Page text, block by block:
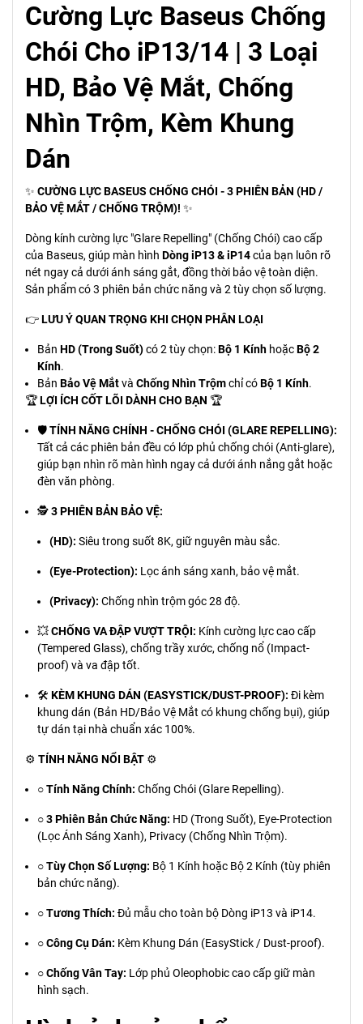
Cường Lực Baseus Chống
Chói Cho iP13/14 | 3 Loại
HD, Bảo Vệ Mắt, Chống
Nhìn Trộm, Kèm Khung
Dán
✨ CƯỜNG LỰC BASEUS CHỐNG CHÓI - 3 PHIÊN BẢN (HD /
BẢO VỆ MẮT / CHỐNG TRỘM)! ✨
Dòng kính cường lực "Glare Repelling" (Chống Chói) cao cấp
của Baseus, giúp màn hình Dòng iP13 & iP14của bạn luôn rõ
nét ngay cả dưới ánh sáng gắt, đồng thời bảo vệ toàn diện.
Sản phẩm có 3 phiên bản chức năng và 2 tùy chọn số lượng.
👉LƯU Ý QUAN TRỌNG KHI CHỌN PHÂN LOẠI
Bản HD (Trong Suốt)có 2 tùy chọn:Bộ 1 Kính hoặcBộ 2
Kính.
Bản Bảo Vệ Mắtvà Chống Nhìn Trộmchỉ cóBộ 1 Kính.
🏆LỢI ÍCH CỐT LÕI DÀNH CHO BẠN 🏆
🛡️TÍNH NĂNG CHÍNH - CHỐNG CHÓI (GLARE REPELLING):
Tất cả các phiên bản đều có lớp phủ chống chói (Anti-glare),
giúp bạn nhìn rõ màn hình ngay cả dưới ánh nắng gắt hoặc
đèn văn phòng.
🕵️3 PHIÊN BẢN BẢO VỆ:
(HD): Siêu trong suốt 8K, giữ nguyên màu sắc.
(Eye-Protection): Lọc ánh sáng xanh, bảo vệ mắt.
(Privacy): Chống nhìn trộm góc 28 độ.
💥CHỐNG VA ĐẬP VƯỢT TRỘI: Kính cường lực cao cấp
(Tempered Glass), chống trầy xước, chống nổ (Impact-
proof) và va đập tốt.
🛠️ KÈM KHUNG DÁN (EASYSTICK/DUST-PROOF): Đi kèm
khung dán (Bản HD/Bảo Vệ Mắt có khung chống bụi), giúp
tự dán tại nhà chuẩn xác 100%.
⚙️ TÍNH NĂNG NỔI BẬT ⚙️
○Tính Năng Chính: Chống Chói (Glare Repelling).
○3 Phiên Bản Chức Năng: HD (Trong Suốt), Eye-Protection
(Lọc Ánh Sáng Xanh), Privacy (Chống Nhìn Trộm).
○Tùy Chọn Số Lượng: Bộ 1 Kính hoặc Bộ 2 Kính (tùy phiên
bản chức năng).
○Tương Thích: Đủ mẫu cho toàn bộ Dòng iP13 và iP14.
○Công Cụ Dán: Kèm Khung Dán (EasyStick / Dust-proof).
○Chống Vân Tay: Lớp phủ Oleophobic cao cấp giữ màn
hình sạch.